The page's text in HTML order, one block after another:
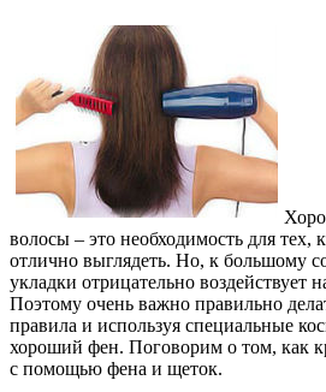
волосы – это необходимость для тех,
отлично выглядеть. Но, к большому
укладки отрицательно воздействует
Поэтому очень важно правильно
правила и используя специальные
хороший фен. Поговорим о том, как
с помощью фена и щеток.